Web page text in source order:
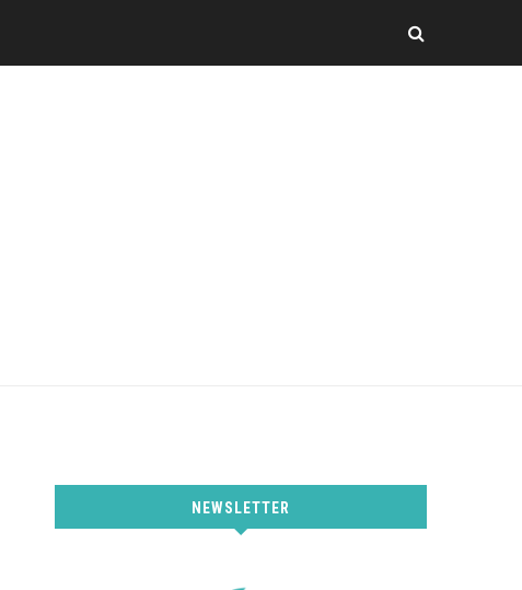
NEWSLETTER